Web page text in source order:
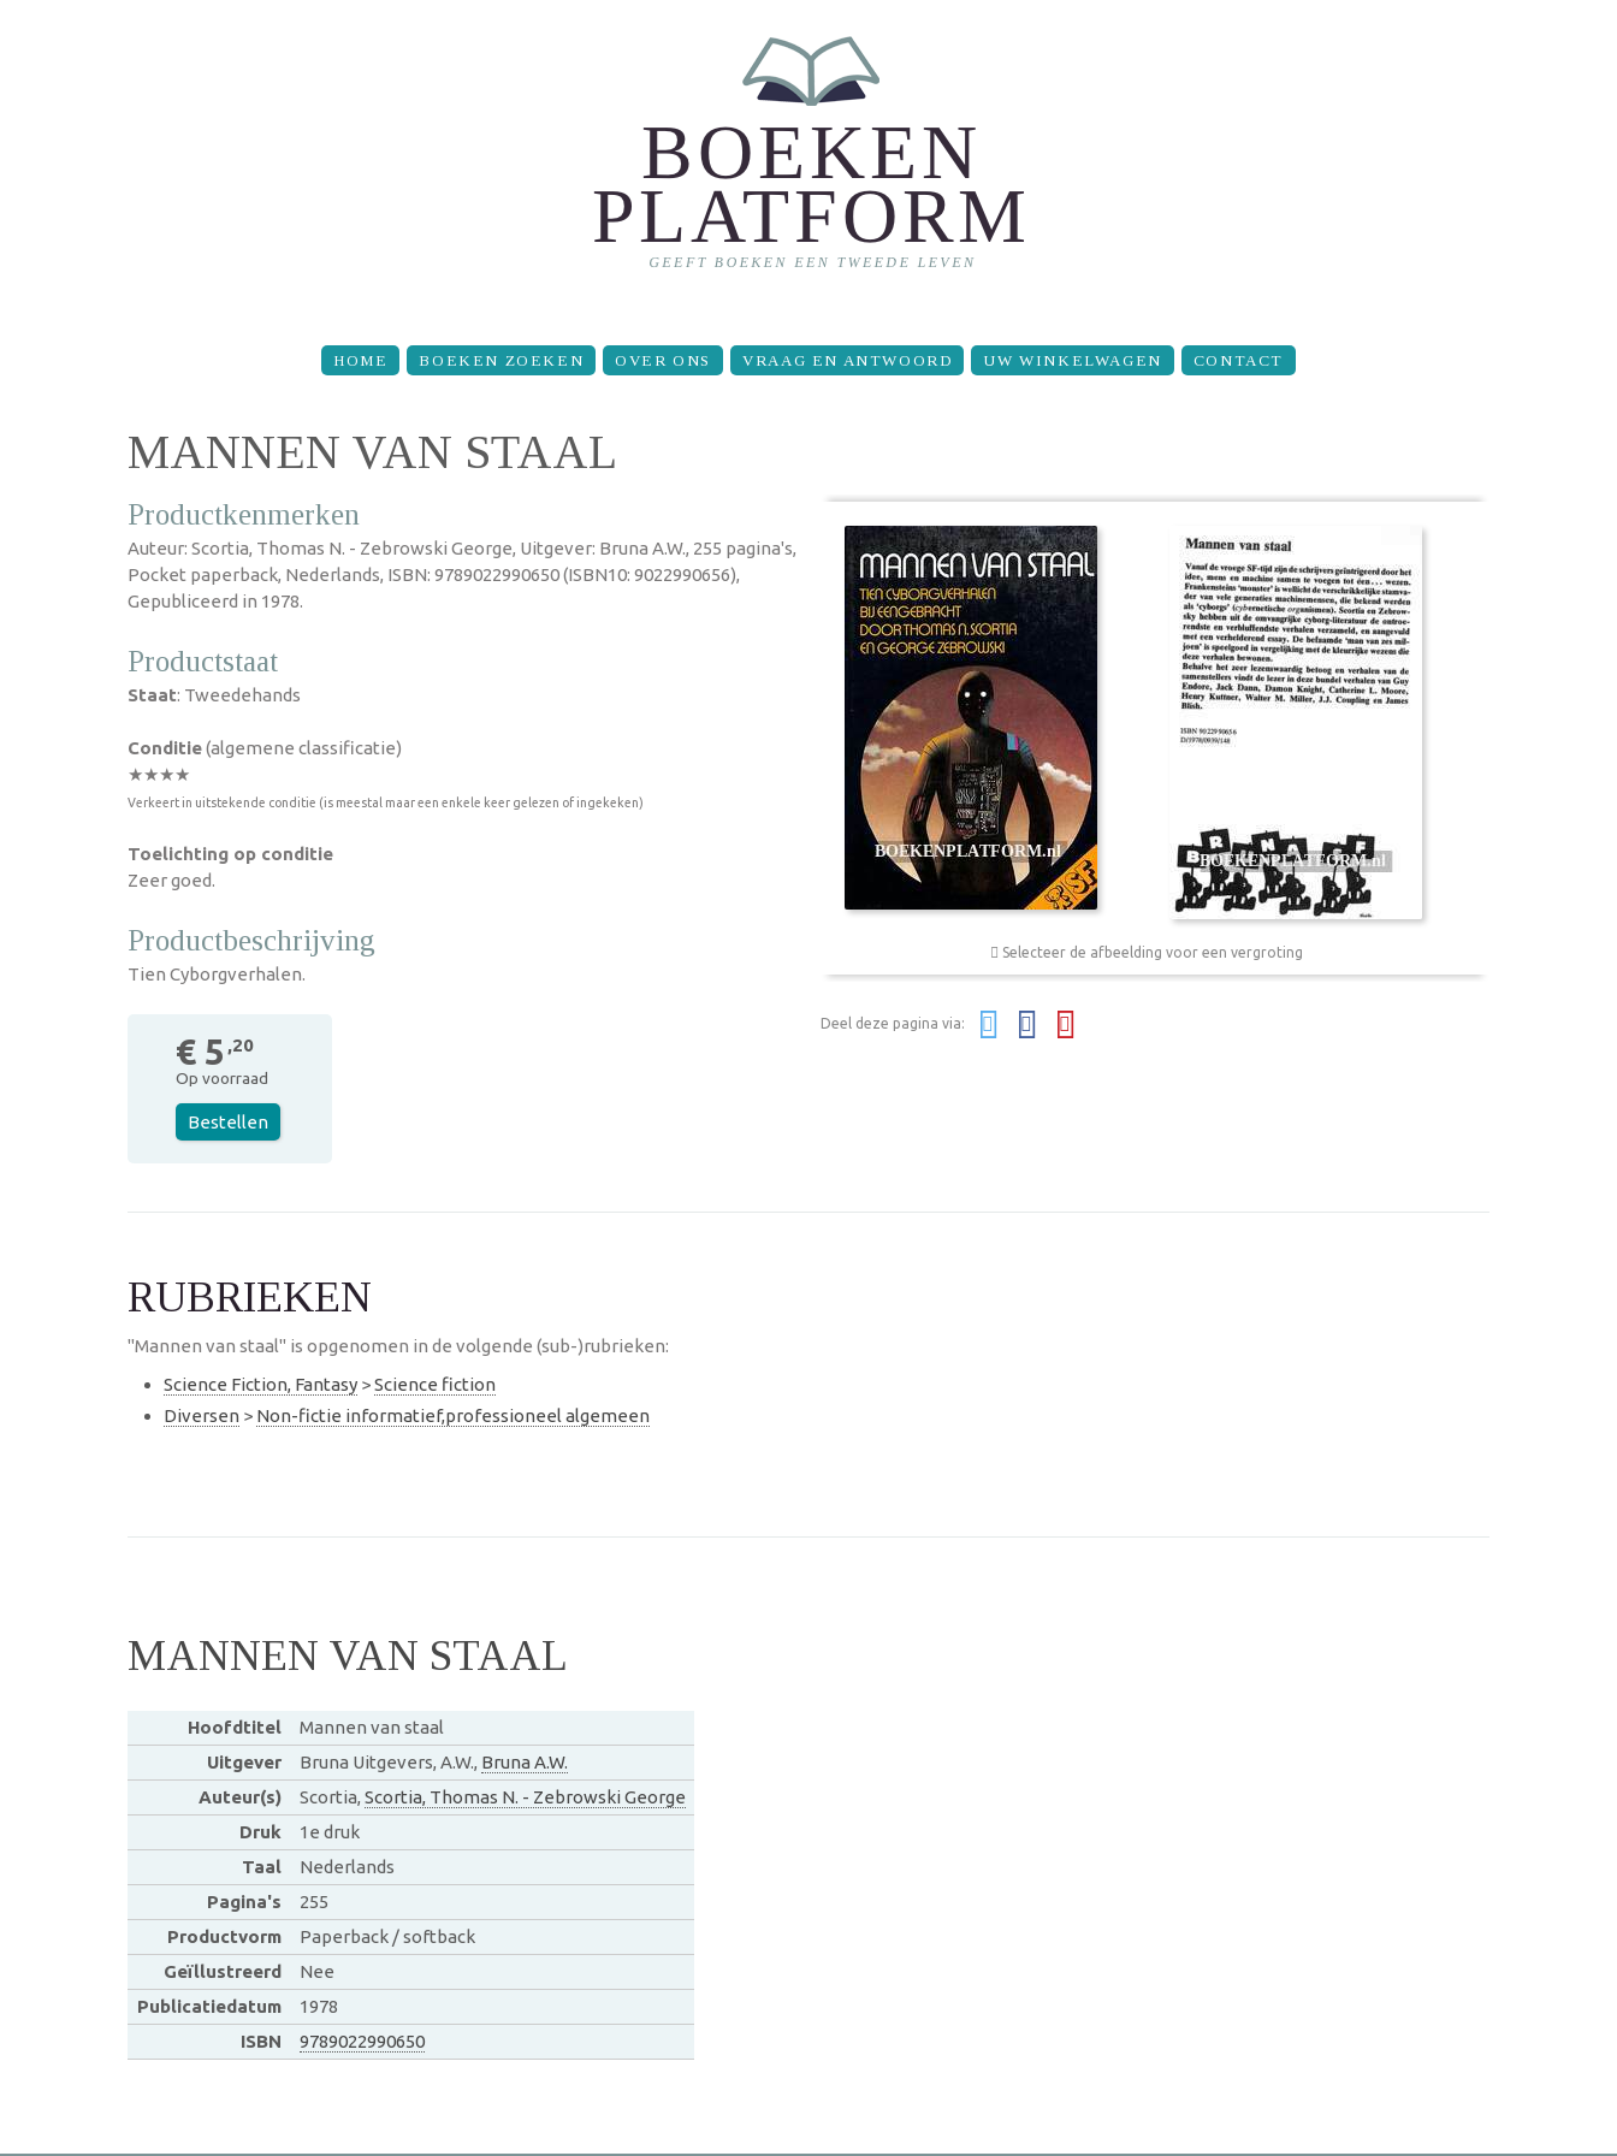
HOME BOEKEN ZOEKEN OVER ONS VRAAG EN ANTWOORD UW WINKELWAGEN CONTACT
MANNEN VAN STAAL
Productkenmerken
Auteur: Scortia, Thomas N. - Zebrowski George, Uitgever: Bruna A.W., 255 pagina's,
Pocket paperback, Nederlands, ISBN: 9789022990650 (ISBN10: 9022990656),
Gepubliceerd in 1978.
Productstaat
Staat: Tweedehands
Conditie(algemene classificatie)
★★★★
Verkeert in uitstekende conditie (is meestal maar een enkele keer gelezen of ingekeken)
Toelichting op conditie
Zeer goed.
Productbeschrijving
Tien Cyborgverhalen.
€ 5 ,20
Op voorraad
Bestellen
Selecteer de afbeelding voor een vergroting
Deel deze pagina via:
RUBRIEKEN
"Mannen van staal" is opgenomen in de volgende (sub-)rubrieken:
Science Fiction, Fantasy >Science fiction
Diversen > Non-fictie informatief,professioneel algemeen
MANNEN VAN STAAL
Hoofdtitel
Mannen van staal
Uitgever
Bruna Uitgevers, A.W., Bruna A.W.
Auteur(s)
Scortia, Scortia, Thomas N. - Zebrowski George
Druk
1e druk
Taal
Nederlands
Pagina's
255
Productvorm
Paperback / softback
Geïllustreerd
Nee
Publicatiedatum
1978
ISBN
9789022990650